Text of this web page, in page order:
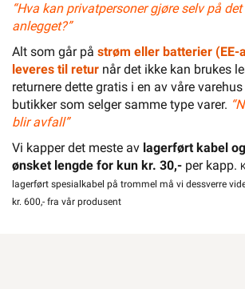
“Hva kan privatpersoner gjøre selv på
anlegget?”
Alt som går på strøm eller batterier (EE-
leveres til retur når det ikke kan brukes
returnere dette gratis i en av våre
butikker som selger samme type varer.
blir avfall”
Vi kapper det meste av lagerført kabel
ønsket lengde for kun kr. 30,- per kapp.
lagerført spesialkabel på trommel må vi dessverre
kr. 600,- fra vår produsent